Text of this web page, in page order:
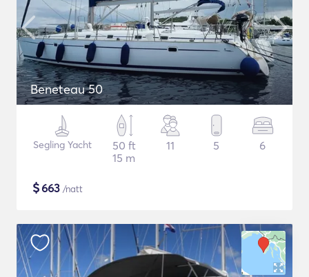
Beneteau 50
Segling Yacht
50 ft
15 m
11 5 6
$663 /natt